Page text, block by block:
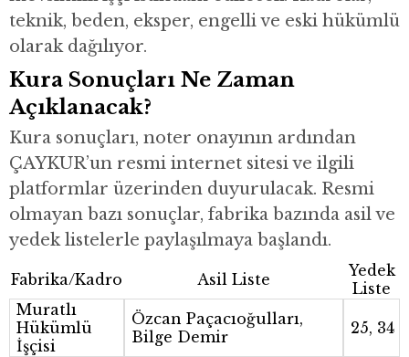
teknik, beden, eksper, engelli ve eski hükümlü
olarak dağılıyor.
Kura Sonuçları Ne Zaman
Açıklanacak?
Kura sonuçları, noter onayının ardından
ÇAYKUR’un resmi internet sitesi ve ilgili
platformlar üzerinden duyurulacak. Resmi
olmayan bazı sonuçlar, fabrika bazında asil ve
yedek listelerle paylaşılmaya başlandı.
Fabrika/Kadro Asil Liste
Yedek
Liste
Muratlı
Hükümlü
İşçisi
Özcan Paçacıoğulları,
Bilge Demir
25, 34